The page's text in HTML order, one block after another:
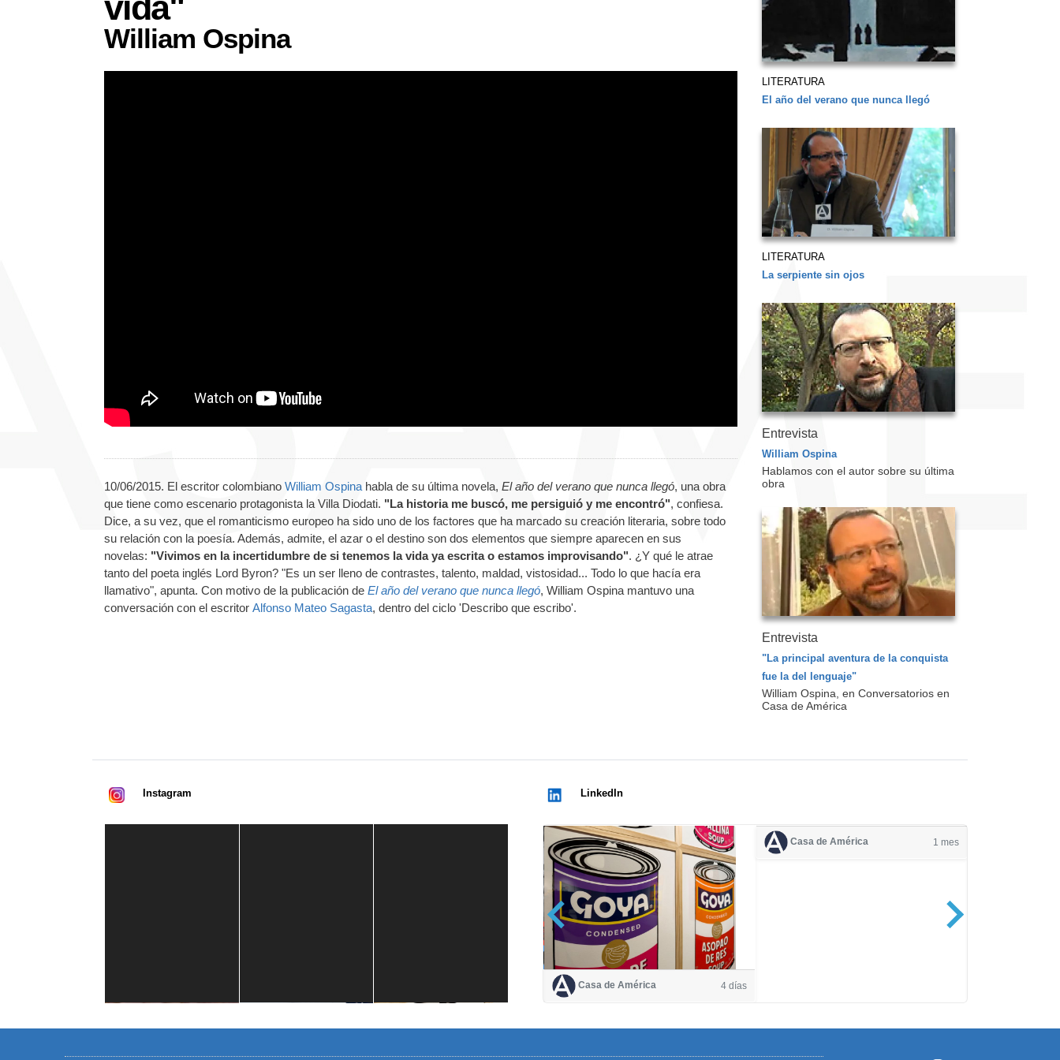
William Ospina
10/06/2015. El escritor colombiano William Ospina habla de su última novela, El año del verano que nunca llegó, una obra
que tiene como escenario protagonista la Villa Diodati. "La historia me buscó, me persiguió y me encontró", confiesa.
Dice, a su vez, que el romanticismo europeo ha sido uno de los factores que ha marcado su creación literaria, sobre todo
su relación con la poesía. Además, admite, el azar o el destino son dos elementos que siempre aparecen en sus
novelas: "Vivimos en la incertidumbre de si tenemos la vida ya escrita o estamos improvisando". ¿Y qué le atrae
tanto del poeta inglés Lord Byron? "Es un ser lleno de contrastes, talento, maldad, vistosidad... Todo lo que hacía era
llamativo", apunta. Con motivo de la publicación de El año del verano que nunca llegó, William Ospina mantuvo una
conversación con el escritor Alfonso Mateo Sagasta, dentro del ciclo 'Describo que escribo'.
LITERATURA
El año del verano que nunca llegó
LITERATURA
La serpiente sin ojos
Entrevista
William Ospina
Hablamos con el autor sobre su última
obra
Entrevista
"La principal aventura de la conquista
fue la del lenguaje"
William Ospina, en Conversatorios en
Casa de América
Instagram LinkedIn
Casa de América 4 días
Casa de América 1 mes